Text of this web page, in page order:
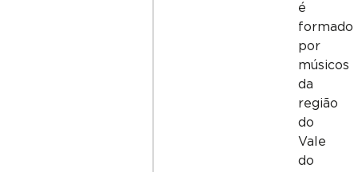
é
formado
por
músicos
da
região
do
Vale
do